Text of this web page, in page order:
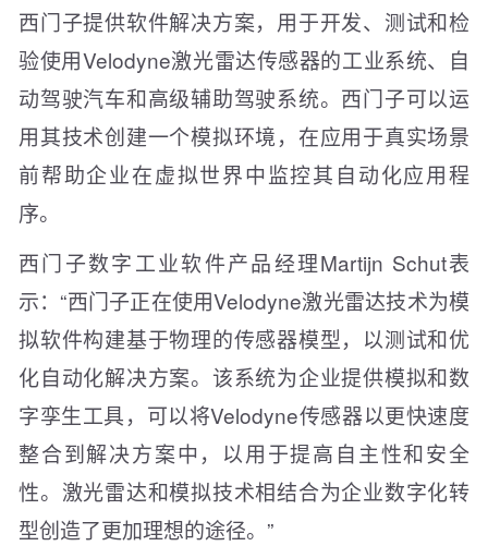
西门子提供软件解决方案，用于开发、测试和检
验使用Velodyne激光雷达传感器的工业系统、自
动驾驶汽车和高级辅助驾驶系统。西门子可以运
用其技术创建一个模拟环境，在应用于真实场景
前帮助企业在虚拟世界中监控其自动化应用程
序。
西门子数字工业软件产品经理Martijn Schut表
示：“西门子正在使用Velodyne激光雷达技术为模
拟软件构建基于物理的传感器模型，以测试和优
化自动化解决方案。该系统为企业提供模拟和数
字孪生工具，可以将Velodyne传感器以更快速度
整合到解决方案中，以用于提高自主性和安全
性。激光雷达和模拟技术相结合为企业数字化转
型创造了更加理想的途径。”